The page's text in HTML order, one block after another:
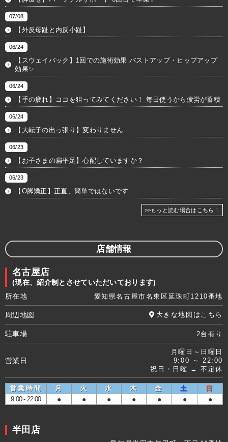
07/08
【外反母趾と内反小趾】
06/24
【スウェイバック】1回での施術効果 バストアップ・ヒップアップ
効果✨
06/24
【手の疲れ】ココを狙ってみてください！ 毎日使うから疲労が蓄積
06/24
【大転子の出っ張り】変わりません
06/23
【お子さまの扁平足】心配していますか？
06/23
【O脚矯正】正直、簡単ではないです
>>もっと読む場合はこちら！
店舗情報
名古屋店
(現在、紹介制とさせていただいております)
所在地
愛知県名古屋市名東区延珠町1210番地
周辺地図 大きな地図はこちら
駐車場 2台有り
営業日
月曜日～日曜日
9:00 ～ 22:00
祝日・日曜 → 不定休
営業時間 月 火 水 木 金 土
日
9:00 - 22:00
● ● ● ● ● ● ●
半田店